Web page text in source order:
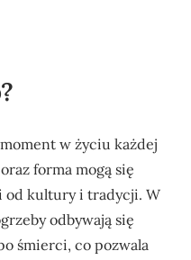
w życiu każdej
forma mogą się
od kultury i tradycji. W
odbywają się
śmierci, co pozwala